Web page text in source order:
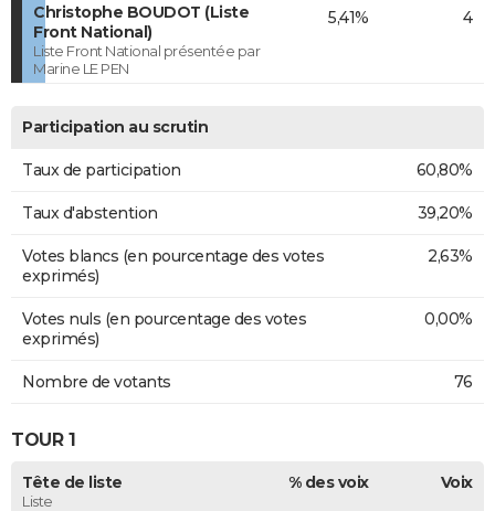
Christophe BOUDOT (Liste
Front National)
Liste Front National présentée par
Marine LE PEN
5,41% 4
Participation au scrutin
Taux de participation 60,80%
Taux d'abstention 39,20%
Votes blancs (en pourcentage des votes
exprimés)
2,63%
Votes nuls (en pourcentage des votes
exprimés)
0,00%
Nombre de votants 76
TOUR 1
Tête de liste
Liste
% des voix Voix